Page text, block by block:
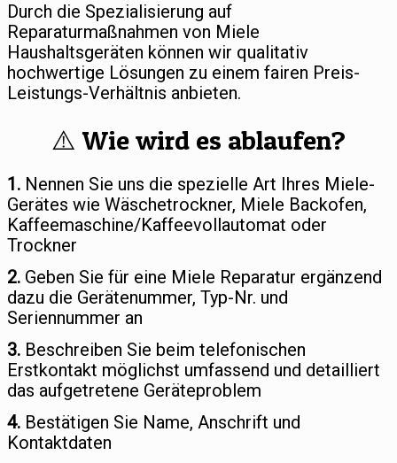
Durch die Spezialisierung auf
Reparaturmaßnahmen von Miele
Haushaltsgeräten können wir qualitativ
hochwertige Lösungen zu einem fairen Preis-
Leistungs-Verhältnis anbieten.
⚠️ Wie wird es ablaufen?
1. Nennen Sie uns die spezielle Art Ihres Miele-
Gerätes wie Wäschetrockner, Miele Backofen,
Kaffeemaschine/Kaffeevollautomat oder
Trockner
2. Geben Sie für eine Miele Reparatur ergänzend
dazu die Gerätenummer, Typ-Nr. und
Seriennummer an
3. Beschreiben Sie beim telefonischen
Erstkontakt möglichst umfassend und detailliert
das aufgetretene Geräteproblem
4. Bestätigen Sie Name, Anschrift und
Kontaktdaten